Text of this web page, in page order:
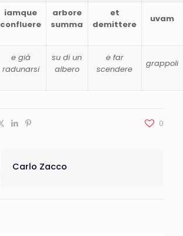
iamque
confluere
arbore
summa
et
demittere
uvam
e già
radunarsi
su di un
albero
e far
scendere
grappoli
0
Carlo Zacco